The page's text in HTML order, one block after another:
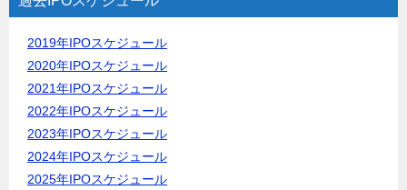
2019年IPOスケジュール
2020年IPOスケジュール
2021年IPOスケジュール
2022年IPOスケジュール
2023年IPOスケジュール
2024年IPOスケジュール
2025年IPOスケジュール